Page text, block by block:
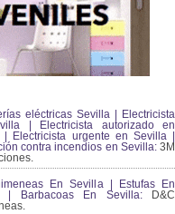
eléctricas Sevilla | Electricista
| Electricista autorizado en
| Electricista urgente en Sevilla |
contra incendios en Sevilla:3M
En Sevilla | Estufas En
| Barbacoas En Sevilla:D&C